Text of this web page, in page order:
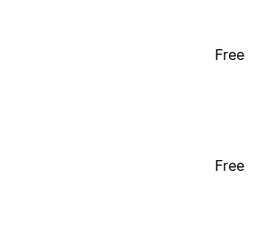
Free
Free